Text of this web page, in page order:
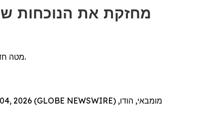
מטה חדש באזור אסיה-פסיפיק יקדם כנסים מגוונים ורחבי היקף ואירועים מרכזיים בתעשייה, ובניית מותגים עבור חברות מובילות ברחבי האזור.
מומבאי, הודו, Feb. 04, 2026 (GLOBE NEWSWIRE) --